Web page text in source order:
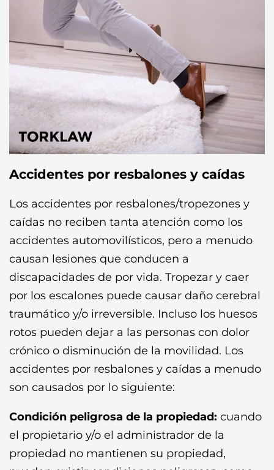
Accidentes por resbalones y caídas
Los accidentes por resbalones/tropezones y
caídas no reciben tanta atención como los
accidentes automovilísticos, pero a menudo
causan lesiones que conducen a
discapacidades de por vida. Tropezar y caer
por los escalones puede causar daño cerebral
traumático y/o irreversible. Incluso los huesos
rotos pueden dejar a las personas con dolor
crónico o disminución de la movilidad. Los
accidentes por resbalones y caídas a menudo
son causados por lo siguiente:
Condición peligrosa de la propiedad: cuando
el propietario y/o el administrador de la
propiedad no mantienen su propiedad,